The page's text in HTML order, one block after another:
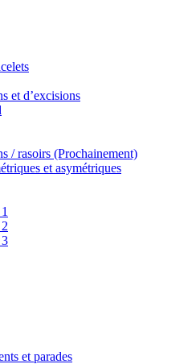
et d’excisions
/ rasoirs (Prochainement)
et asymétriques
et parades